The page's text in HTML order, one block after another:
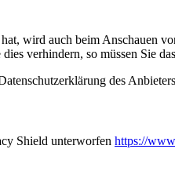
wird auch beim Anschauen
verhindern, so müssen Sie
des
Shield unterworfen https://